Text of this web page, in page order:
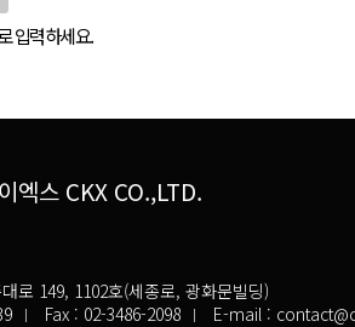
입력하세요.
엑스 CKX CO.,LTD.
로 149, 1102호(세종로, 광화문빌딩)
Fax : 02-3486-2098 E-mail :